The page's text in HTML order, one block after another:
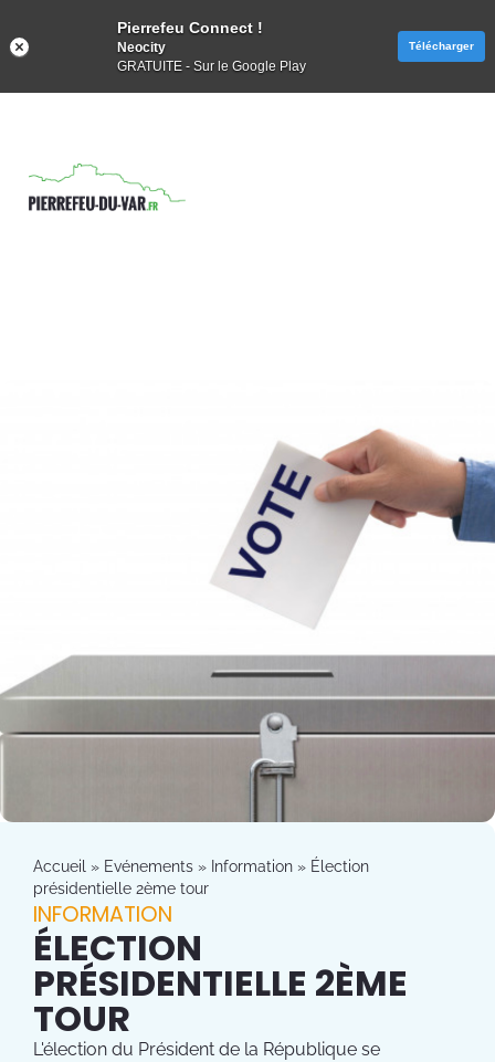
Accueil » Evénements » Information » Élection
présidentielle 2ème tour
INFORMATION
ÉLECTION
PRÉSIDENTIELLE 2ÈME
TOUR
L'élection du Président de la République se
Pierrefeu Connect !
Neocity
GRATUITE - Sur le Google Play
Télécharger